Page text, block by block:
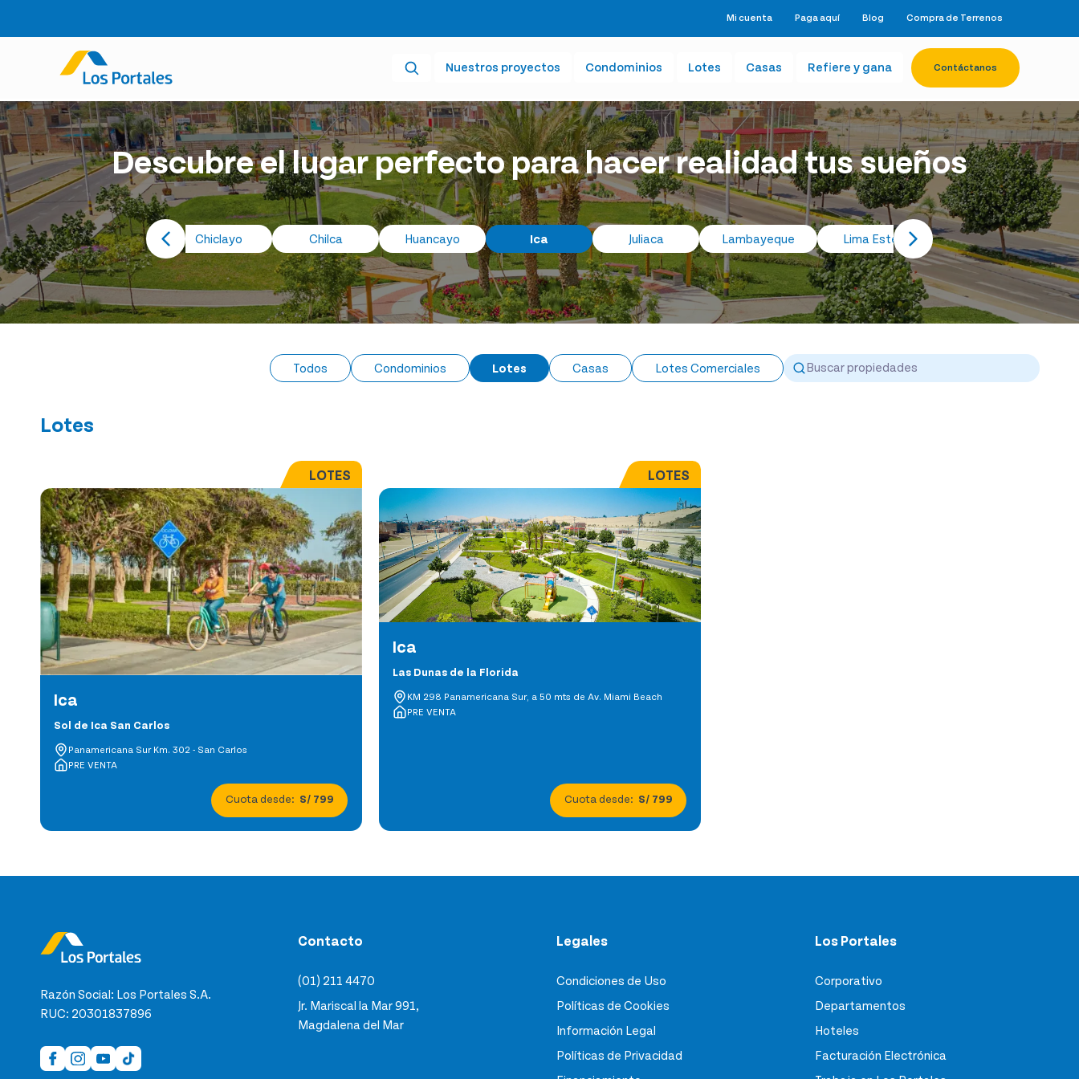
Mi cuenta Paga aquí Blog Compra de Terrenos
Nuestros proyectos Condominios Lotes Casas Refiere y gana Contáctanos
Descubre el lugar perfecto para hacer realidad tus sueños
Carabayllo Chiclayo Chilca Huancayo Ica Juliaca Lambayeque Lima Este Nuevo Chimbote
Todos Condominios Lotes Casas Lotes Comerciales
Lotes
LOTES
Ica
Sol de Ica San Carlos
Panamericana Sur Km. 302 - San Carlos
PRE VENTA
Cuota desde: S/ 799
LOTES
Ica
Las Dunas de la Florida
KM 298 Panamericana Sur, a 50 mts de Av. Miami Beach
PRE VENTA
Cuota desde: S/ 799
Razón Social: Los Portales S.A.
RUC: 20301837896
Contacto
(01) 211 4470
Jr. Mariscal la Mar 991,
Magdalena del Mar
Legales
Condiciones de Uso
Políticas de Cookies
Información Legal
Políticas de Privacidad
Los Portales
Corporativo
Departamentos
Hoteles
Facturación Electrónica